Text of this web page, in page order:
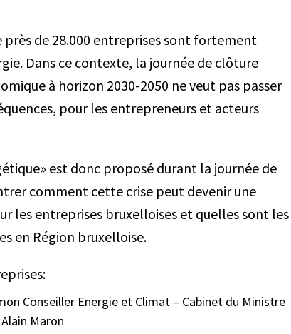
de 28.000 entreprises sont fortement
Dans ce contexte, la journée de clôture
à horizon 2030-2050 ne veut pas passer
pour les entrepreneurs et acteurs
est donc proposé durant la journée de
comment cette crise peut devenir une
les entreprises bruxelloises et quelles sont les
en Région bruxelloise.
Conseiller Energie et Climat – Cabinet du Ministre
Maron